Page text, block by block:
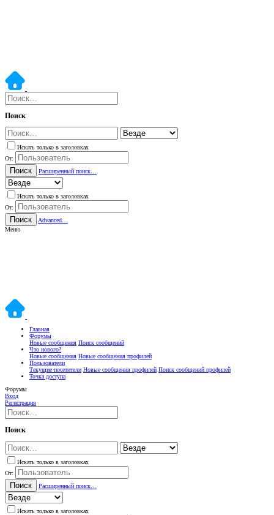
Поиск
Искать только в заголовках
От:
Поиск Расширенный поиск…
Искать только в заголовках
От:
Поиск
Advanced…
Меню
Главная
Форумы
Новые сообщения Поиск сообщений
Что нового?
Новые сообщения Новые сообщения профилей
Пользователи
Текущие посетители Новые сообщения профилей Поиск сообщений профилей
Точка доступа
Форумы
Вход
Регистрация
Поиск
Искать только в заголовках
От:
Поиск Расширенный поиск…
Искать только в заголовках